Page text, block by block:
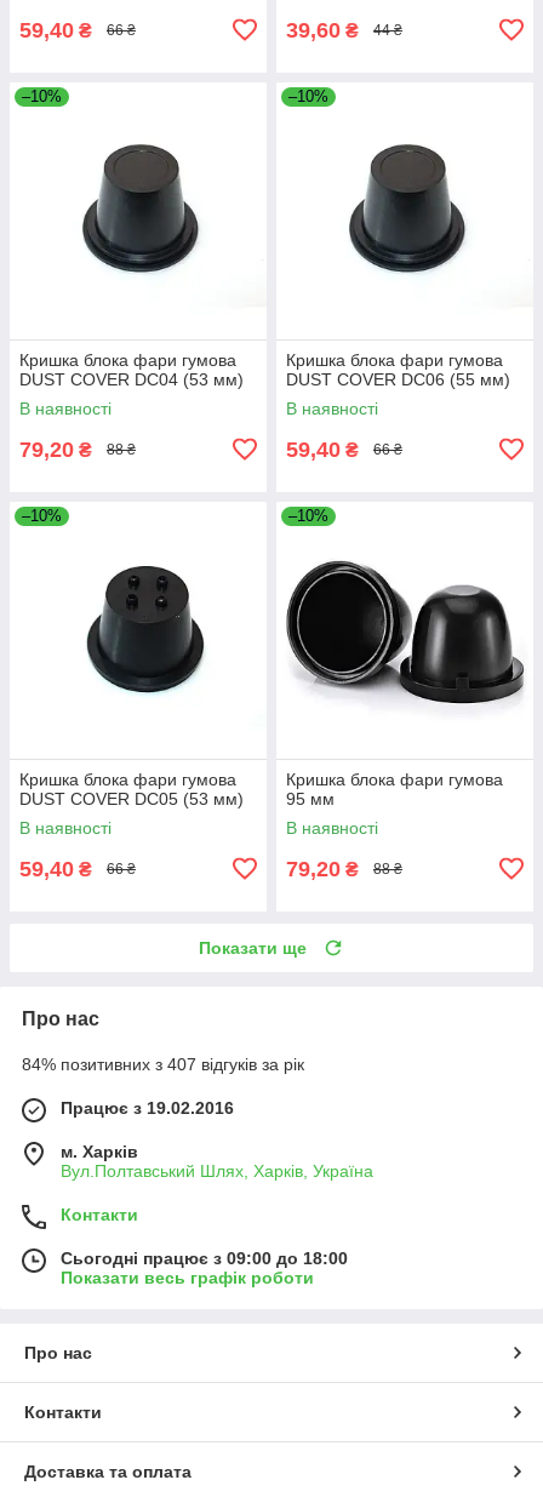
59,40 ₴ 66 ₴ 39,60 ₴ 44 ₴
–10%
Кришка блока фари гумова
DUST COVER DC04 (53 мм)
В наявності
79,20 ₴ 88 ₴
–10%
Кришка блока фари гумова
DUST COVER DC06 (55 мм)
В наявності
59,40 ₴ 66 ₴
–10%
Кришка блока фари гумова
DUST COVER DC05 (53 мм)
В наявності
59,40 ₴ 66 ₴
–10%
Кришка блока фари гумова
95 мм
В наявності
79,20 ₴ 88 ₴
Показати ще
Про нас
84% позитивних з 407 відгуків за рік
Працює з 19.02.2016
м. Харків
Вул.Полтавський Шлях, Харків, Україна
Контакти
Сьогодні працює з 09:00 до 18:00
Показати весь графік роботи
Про нас
Контакти
Доставка та оплата